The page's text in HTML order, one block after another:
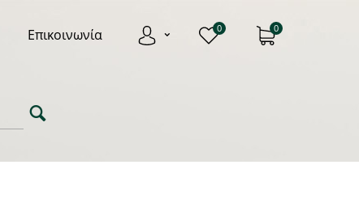
Επικοινωνία 0 0